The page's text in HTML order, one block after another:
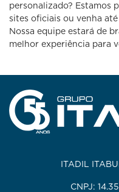
personalizado? Estamos
sites oficiais ou venha
Nossa equipe estará de
melhor experiência para
ITADIL
CNPJ: